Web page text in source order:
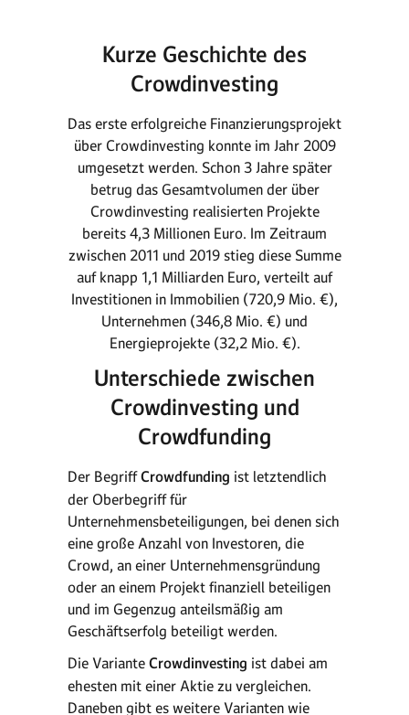
Kurze Geschichte des
Crowdinvesting
Das erste erfolgreiche Finanzierungsprojekt
über Crowdinvesting konnte im Jahr 2009
umgesetzt werden. Schon 3 Jahre später
betrug das Gesamtvolumen der über
Crowdinvesting realisierten Projekte
bereits 4,3 Millionen Euro. Im Zeitraum
zwischen 2011 und 2019 stieg diese Summe
auf knapp 1,1 Milliarden Euro, verteilt auf
Investitionen in Immobilien (720,9 Mio. €),
Unternehmen (346,8 Mio. €) und
Energieprojekte (32,2 Mio. €).
Unterschiede zwischen
Crowdinvesting und
Crowdfunding
Der BegriffCrowdfunding ist letztendlich
der Oberbegriff für
Unternehmensbeteiligungen, bei denen sich
eine große Anzahl von Investoren, die
Crowd, an einer Unternehmensgründung
oder an einem Projekt finanziell beteiligen
und im Gegenzug anteilsmäßig am
Geschäftserfolg beteiligt werden.
Die Variante Crowdinvesting ist dabei am
ehesten mit einer Aktie zu vergleichen.
Daneben gibt es weitere Varianten wie